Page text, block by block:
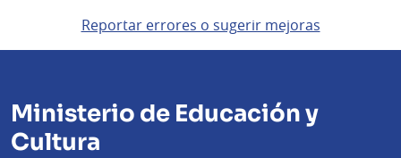
Reportar errores o sugerir mejoras
Ministerio de Educación y
Cultura